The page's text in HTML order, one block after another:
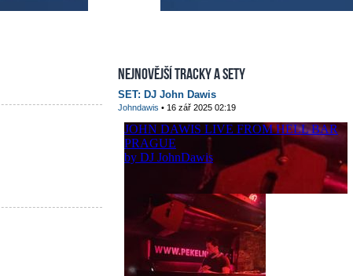
Nejnovější tracky a sety
SET: DJ John Dawis
Johndawis • 16 zář 2025 02:19